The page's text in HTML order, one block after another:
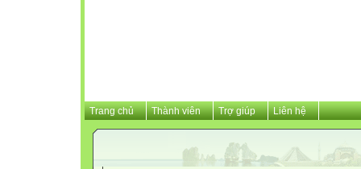
Trang chủ Thành viên Trợ giúp Liên hệ